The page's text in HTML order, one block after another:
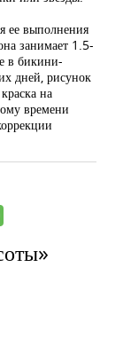
ее выполнения
занимает 1.5-
в бикини-
дней, рисунок
на
времени